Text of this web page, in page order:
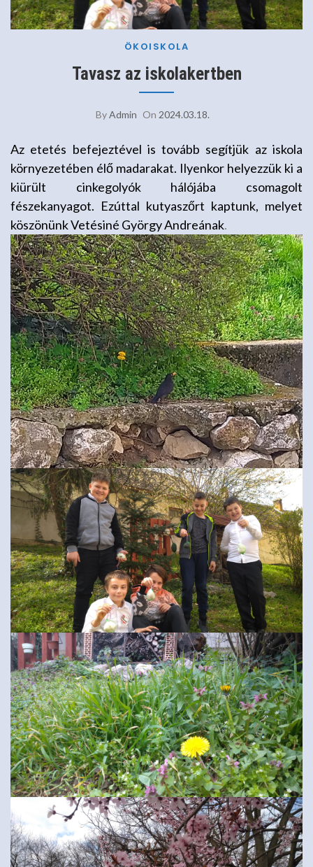
ÖKOISKOLA
Tavasz az iskolakertben
ByAdmin On 2024.03.18.
Az etetés befejeztével is tovább segítjük az iskola
környezetében élő madarakat. Ilyenkor helyezzük ki a
kiürült cinkegolyók hálójába csomagolt
fészekanyagot. Ezúttal kutyaszőrt kaptunk, melyet
köszönünk Vetésiné György Andreának.